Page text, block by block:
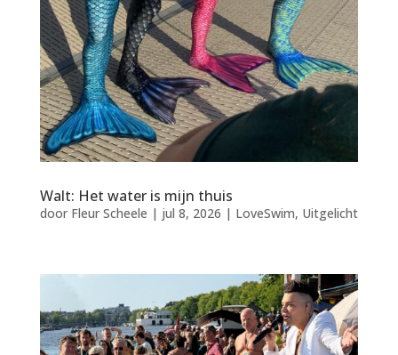
Walt: Het water is mijn thuis
door Fleur Scheele | jul 8, 2026 | LoveSwim, Uitgelicht